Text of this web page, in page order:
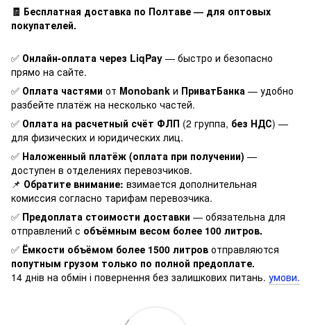
🧾 Бесплатная доставка по Полтаве — для оптовых
покупателей.
✅ Онлайн-оплата через LiqPay — быстро и безопасно
прямо на сайте.
✅ Оплата частями от Monobank и ПриватБанка — удобно
разбейте платёж на несколько частей.
✅ Оплата на расчетный счёт ФЛП (2 группа, без НДС) —
для физических и юридических лиц.
✅ Наложенный платёж (оплата при получении) —
доступен в отделениях перевозчиков.
📌 Обратите внимание: взимается дополнительная
комиссия согласно тарифам перевозчика.
✅ Предоплата стоимости доставки — обязательна для
отправлений с объёмным весом более 100 литров.
✅ Ёмкости объёмом более 1500 литров отправляются
попутным грузом только по полной предоплате.
14 днів на обмін і повернення без залишкових питань. умови.